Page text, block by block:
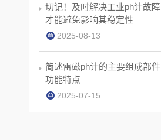
切记！及时解决工业ph计故障
才能避免影响其稳定性
2025-08-13
简述雷磁ph计的主要组成部件
功能特点
2025-07-15